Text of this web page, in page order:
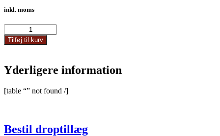
inkl. moms
antal
Tilføj til kurv
Yderligere information
[table “” not found /]
Bestil droptillæg